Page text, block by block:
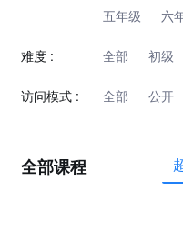
五年级
六
难度 : 全部 初级
访问模式 : 全部 公开
全部课程